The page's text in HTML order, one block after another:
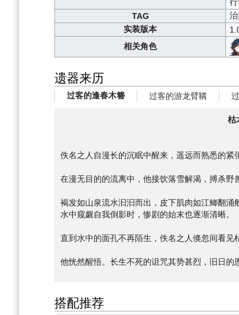
TAG
实装版本
相关角色
遗器来历
过客的逢春木簪 过客的游龙臂鞲
枯
佚名之人自漫长的沉眠中醒来，遥远而熟悉的紧
在漫无目的的流离中，他接饮落雪解渴，搏杀野
褐发如山泉流水汩汩而出，皮下肌肉如江鲫翻
水中窥觑自我倒影时，惨剧的始末也逐渐清晰。
直到水中的面孔不再陌生，佚名之人倏忽间看见
他恍然醒悟。长生不死的诅咒其势甚烈，旧日的
搭配推荐